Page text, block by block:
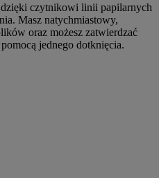
czytnikowi linii papilarnych
Masz natychmiastowy,
oraz możesz zatwierdzać
jednego dotknięcia.